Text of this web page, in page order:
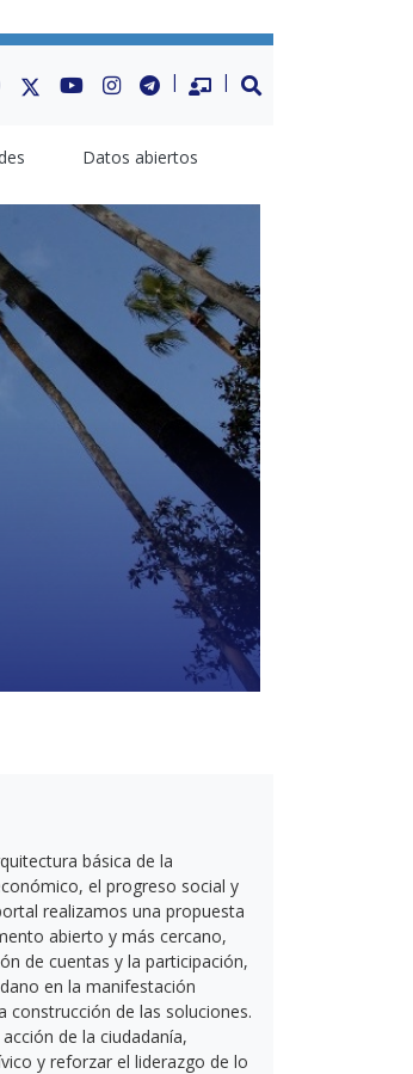
FacebookTwitterYoutubeInstagram
TelegramDatos Abiertos
Datos abiertos
Next
básica de la
el progreso social y
realizamos una propuesta
abierto y más cercano,
de cuentas y la participación,
en la manifestación
construcción de las soluciones.
de la ciudadanía,
y reforzar el liderazgo de lo